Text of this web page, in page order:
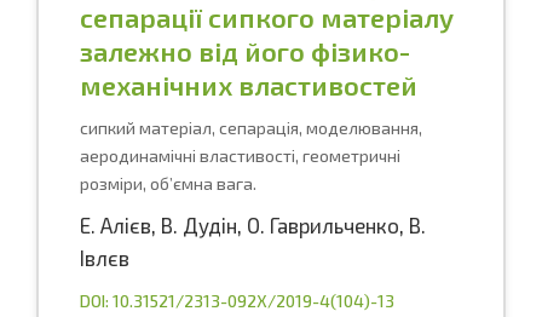
сепарації сипкого матеріалу
залежно від його фізико-
механічних властивостей
сипкий матеріал, сепарація, моделювання,
аеродинамічні властивості, геометричні
розміри, об’ємна вага.
Е. Алієв, В. Дудін, О. Гаврильченко, В.
Івлєв
DOI: 10.31521/2313-092X/2019-4(104)-13